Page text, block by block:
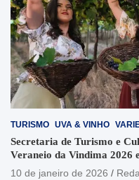
TURISMO UVA & VINHO
Secretaria de Turismo e
Veraneio da Vindima 2026
10 de janeiro de 2026